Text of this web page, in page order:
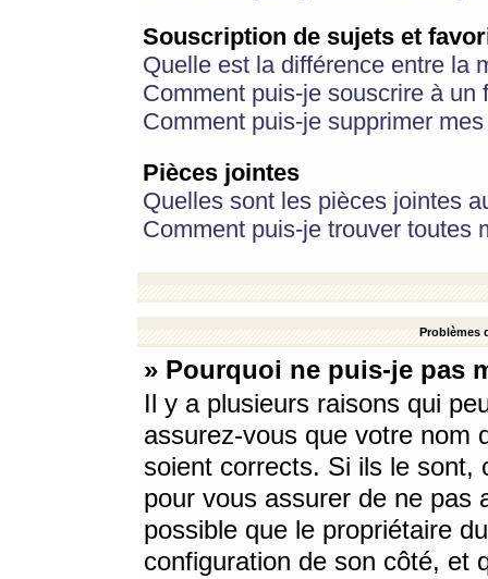
Souscription de sujets et
Quelle est la différence entre la
Comment puis-je souscrire à
Comment puis-je supprimer
Pièces jointes
Quelles sont les pièces jointes
Comment puis-je trouver toutes
Problèmes
» Pourquoi ne puis-je pas
Il y a plusieurs raisons qui
assurez-vous que votre nom
soient corrects. Si ils le sont,
pour vous assurer de ne pas
possible que le propriétaire
configuration de son côté, et